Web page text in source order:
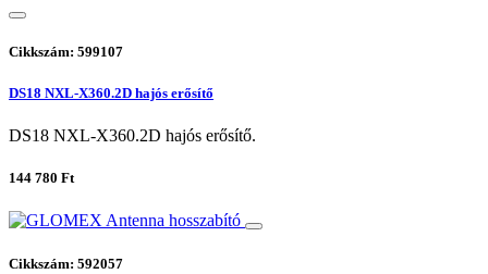
Cikkszám: 599107
DS18 NXL-X360.2D hajós erősítő
DS18 NXL-X360.2D hajós erősítő.
144 780 Ft
Cikkszám: 592057